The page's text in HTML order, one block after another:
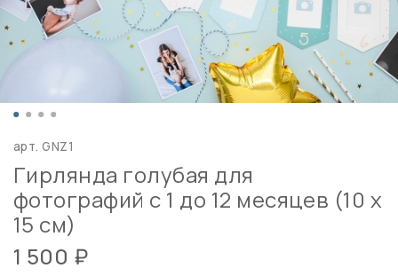
арт.GNZ1
Гирлянда голубая для
фотографий с 1 до 12 месяцев (10 х
15 см)
1 500 ₽